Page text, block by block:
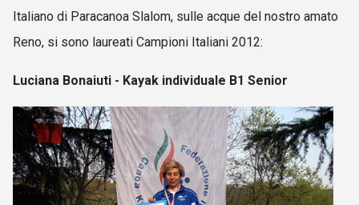
Italiano di Paracanoa Slalom, sulle acque del nostro amato
Reno, si sono laureati Campioni Italiani 2012:
Luciana Bonaiuti - Kayak individuale B1 Senior